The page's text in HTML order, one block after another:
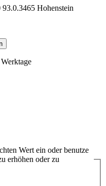
Wert ein oder benutze
erhöhen oder zu